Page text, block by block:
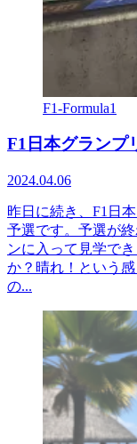
F1-Formula1
F1日本グランプ
2024.04.06
昨日に続き、F1日
予選です。予選が
ンに入って見学で
か？晴れ！という
の...